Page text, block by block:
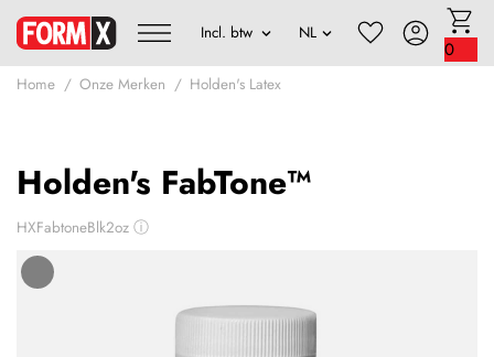
0
Home Onze Merken Holden's Latex
Holden's FabTone™
HXFabtoneBlk2oz ⓘ